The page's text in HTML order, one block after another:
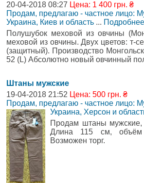
20-04-2018 08:27 Цена: 1 400 грн. ₴
Продам, предлагаю - частное лицо:
Украина, Киев и область ... Подробнее
Полушубок меховой из овчины
меховой из овчины. Двух цветов: т-
(защитный). Производство
52 (L) Абсолютно новый овчинный
Штаны мужские
19-04-2018 21:52 Цена: 500 грн. ₴
Продам, предлагаю - частное лицо:
Украина, Херсон и
Продам штаны
Длина 115 см,
Возможен торг.